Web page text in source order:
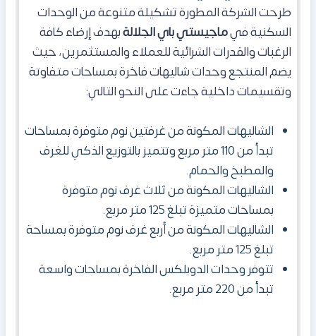
طرحت الشركة المطورة تشكيلة متنوعة من الوحدات
السكنية فيماجيستي باي الجلالةبهدف إرضاء كافة
الرغبات والقدرات الشرائية للعملاء والمستثمرين، حيث
يضم المنتجع وحدات شاليهات فاخرة بمساحات متفاوتة
وتقسيمات داخلية جاءت على النحو التالي:
الشاليهات المكونة من غرفتين نوم متوفرة بمساحات
تبدأ من 110 متر مربع وتتميز بالتوزيع الذكي للغرف
والمطبخ والحمام.
الشاليهات المكونة من ثلاث غرف نوم متوفرة
بمساحات متميزة تبلغ 125 متر مربع.
الشاليهات المكونة من أربع غرف نوم متوفرة بمساحة
تبلغ 125 متر مربع.
تتوفر وحدات الدوبلكس الفاخرة بمساحات واسعة
تبدأ من 220 متر مربع.